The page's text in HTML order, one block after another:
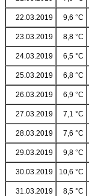
22.03.2019 9,6 °C
23.03.2019 8,8 °C
24.03.2019 6,5 °C
25.03.2019 6,8 °C
26.03.2019 6,9 °C
27.03.2019 7,1 °C
28.03.2019 7,6 °C
29.03.2019 9,8 °C
30.03.2019 10,6 °C
31.03.2019 8,5 °C